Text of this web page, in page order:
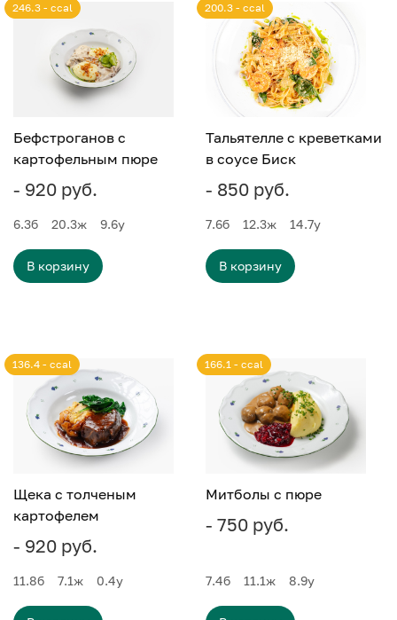
Бефстроганов с
картофельным пюре
- 920 руб.
246.3 - ccal
6.3б 20.3ж 9.6у
В корзину
Тальятелле с креветками
в соусе Биск
- 850 руб.
200.3 - ccal
7.6б 12.3ж 14.7у
В корзину
Щека с толченым
картофелем
- 920 руб.
136.4 - ccal
11.8б 7.1ж 0.4у
Митболы с пюре
- 750 руб.
166.1 - ccal
7.4б 11.1ж 8.9у